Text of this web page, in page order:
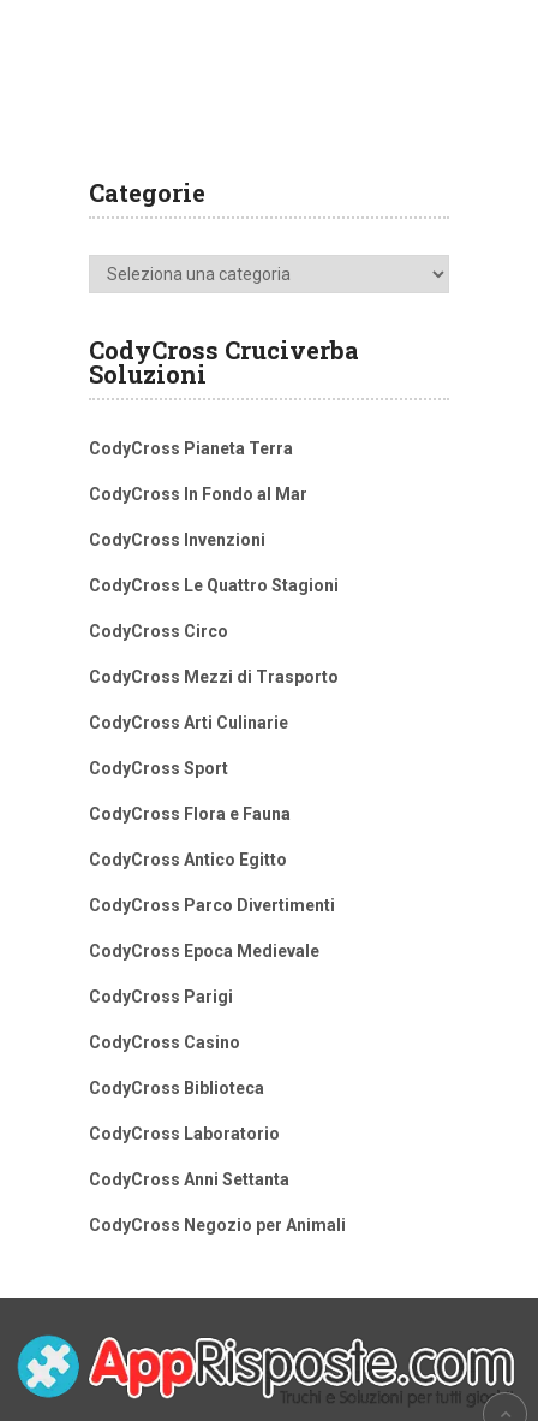
Categorie
Categorie
CodyCross Cruciverba
Soluzioni
CodyCross Pianeta Terra
CodyCross In Fondo al Mar
CodyCross Invenzioni
CodyCross Le Quattro Stagioni
CodyCross Circo
CodyCross Mezzi di Trasporto
CodyCross Arti Culinarie
CodyCross Sport
CodyCross Flora e Fauna
CodyCross Antico Egitto
CodyCross Parco Divertimenti
CodyCross Epoca Medievale
CodyCross Parigi
CodyCross Casino
CodyCross Biblioteca
CodyCross Laboratorio
CodyCross Anni Settanta
CodyCross Negozio per Animali